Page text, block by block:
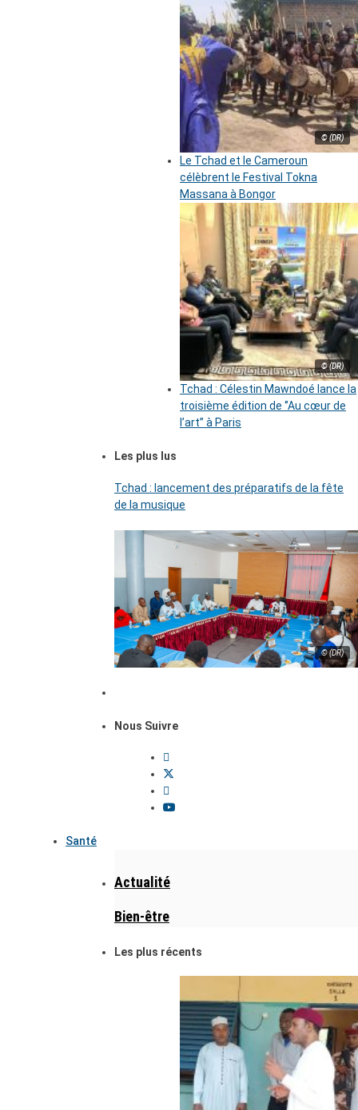
© (DR)
Le Tchad et le Cameroun
célèbrent le Festival Tokna
Massana à Bongor
© (DR)
Tchad : Célestin Mawndoé lance la
troisième édition de ‘’Au cœur de
l’art’’ à Paris
Les plus lus
Tchad : lancement des préparatifs de la fête
de la musique
© (DR)
Nous Suivre
Santé
Actualité
Bien-être
Les plus récents